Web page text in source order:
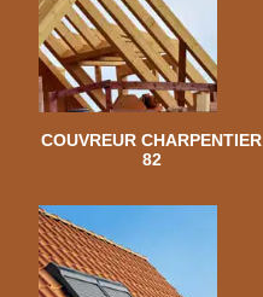
COUVREUR CHARPENTIER
82